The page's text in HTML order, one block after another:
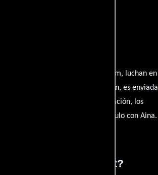
y su equipo, la 08th MS Team, luchan en
de inteligencia de la Federación, es enviada
que profundiza en su indagación, los
guerra y poner en peligro su vínculo con Aina.
Team - Miller's Report?